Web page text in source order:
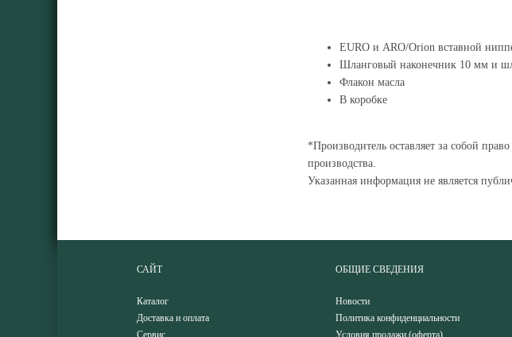
EURO и ARO/Orion вставной
Шланговый наконечник 10 мм и
Флакон масла
В коробке
*Производитель оставляет за собой
производства.
Указанная информация не является
САЙТ
Каталог
Доставка и оплата
Сервис
ОБЩИЕ СВЕДЕНИЯ
Новости
Политика конфиденциальности
Условия продажи (оферта)